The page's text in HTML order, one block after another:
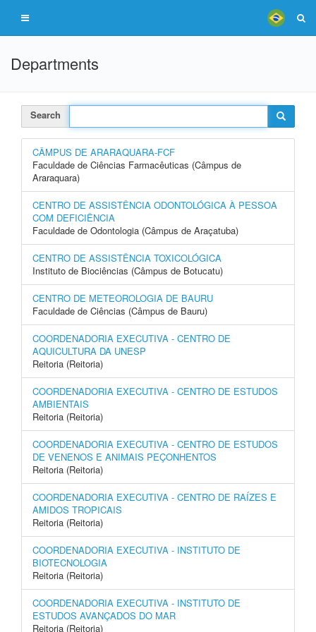
Departments
Search
CÂMPUS DE ARARAQUARA-FCF
Faculdade de Ciências Farmacêuticas (Câmpus de
Araraquara)
CENTRO DE ASSISTÊNCIA ODONTOLÓGICA À PESSOA
COM DEFICIÊNCIA
Faculdade de Odontologia (Câmpus de Araçatuba)
CENTRO DE ASSISTÊNCIA TOXICOLÓGICA
Instituto de Biociências (Câmpus de Botucatu)
CENTRO DE METEOROLOGIA DE BAURU
Faculdade de Ciências (Câmpus de Bauru)
COORDENADORIA EXECUTIVA - CENTRO DE
AQUICULTURA DA UNESP
Reitoria (Reitoria)
COORDENADORIA EXECUTIVA - CENTRO DE ESTUDOS
AMBIENTAIS
Reitoria (Reitoria)
COORDENADORIA EXECUTIVA - CENTRO DE ESTUDOS
DE VENENOS E ANIMAIS PEÇONHENTOS
Reitoria (Reitoria)
COORDENADORIA EXECUTIVA - CENTRO DE RAÍZES E
AMIDOS TROPICAIS
Reitoria (Reitoria)
COORDENADORIA EXECUTIVA - INSTITUTO DE
BIOTECNOLOGIA
Reitoria (Reitoria)
COORDENADORIA EXECUTIVA - INSTITUTO DE
ESTUDOS AVANÇADOS DO MAR
Reitoria (Reitoria)